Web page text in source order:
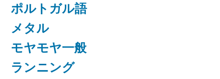
ポルトガル語
メタル
モヤモヤ一般
ランニング